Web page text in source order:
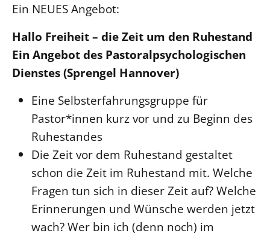
Ein NEUES Angebot:
Hallo Freiheit – die Zeit um den Ruhestand
Ein Angebot des Pastoralpsychologischen
Dienstes (Sprengel Hannover)
Eine Selbsterfahrungsgruppe für
Pastor*innen kurz vor und zu Beginn des
Ruhestandes
Die Zeit vor dem Ruhestand gestaltet
schon die Zeit im Ruhestand mit. Welche
Fragen tun sich in dieser Zeit auf? Welche
Erinnerungen und Wünsche werden jetzt
wach? Wer bin ich (denn noch) im